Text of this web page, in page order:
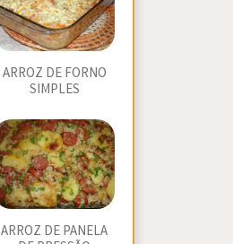
ARROZ DE FORNO
SIMPLES
ARROZ DE PANELA